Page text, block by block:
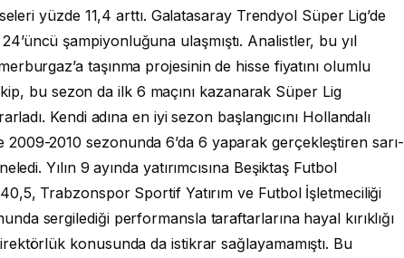
yüzde 11,4 arttı. Galatasaray Trendyol Süper Lig’de
şampiyonluğuna ulaşmıştı. Analistler, bu yıl
taşınma projesinin de hisse fiyatını olumlu
bu sezon da ilk 6 maçını kazanarak Süper Lig
Kendi adına en iyi sezon başlangıcını Hollandalı
2010 sezonunda 6’da 6 yaparak gerçekleştiren sarı-
Yılın 9 ayında yatırımcısına Beşiktaş Futbol
Trabzonspor Sportif Yatırım ve Futbol İşletmeciliği
sergilediği performansla taraftarlarına hayal kırıklığı
konusunda da istikrar sağlayamamıştı. Bu